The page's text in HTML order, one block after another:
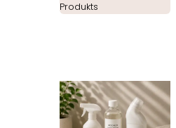
Produkts